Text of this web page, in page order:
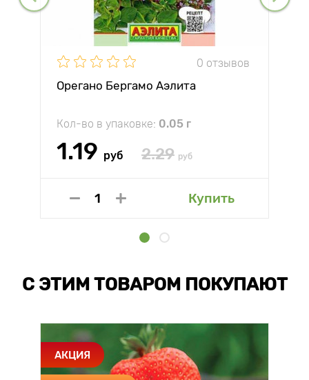
0 отзывов
Орегано Бергамо Аэлита
Кол-во в упаковке: 0.05 г
1.19 руб 2.29 руб
Купить
С ЭТИМ ТОВАРОМ ПОКУПАЮТ
АКЦИЯ